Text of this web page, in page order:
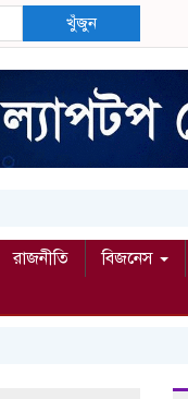
খুঁজুন
রাজনীতি বিজনেস